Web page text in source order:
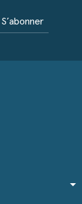
S’abonner